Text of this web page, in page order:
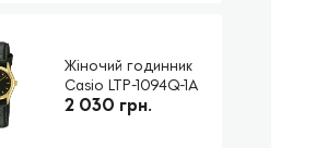
Жіночий годинник
Casio LTP-1094Q-1A
2 030 грн.